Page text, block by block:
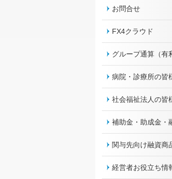
お問合せ
FX4クラウド
グループ通算（有
病院・診療所の皆
社会福祉法人の皆
補助金・助成金・
関与先向け融資商
経営者お役立ち情